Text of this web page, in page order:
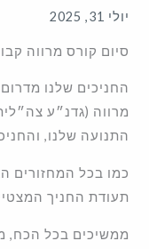
יולי 31, 2025
סיום קורס מרווה
החניכים שלנו
מרווה (גדנ״ע
התנועה שלנו,
כמו בכל המחזורים
תעודת החניך
ממשיכים בכל הכח,